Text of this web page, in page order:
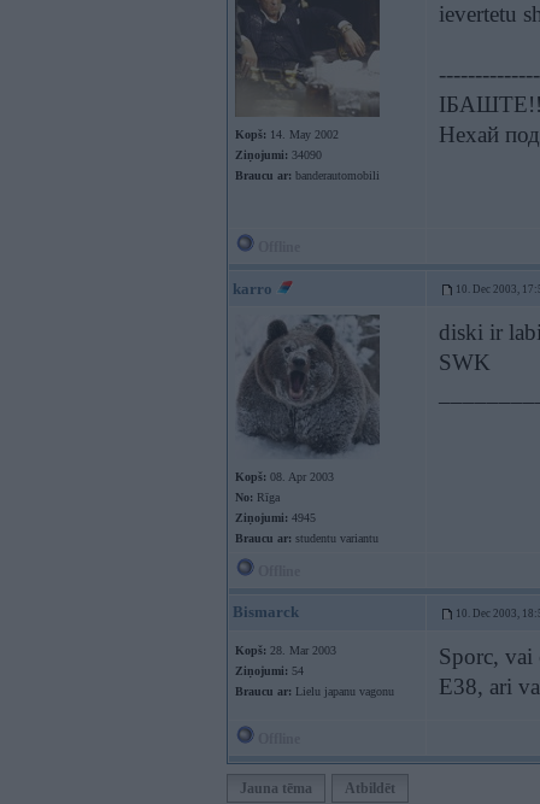
Kopš: 14. May 2002
Ziņojumi: 34090
Braucu ar: banderautomobili
ievertetu
Нехай
karro 10. Dec 2003,
Kopš: 08. Apr 2003
No: Rīga
Ziņojumi: 4945
Braucu ar: studentu variantu
diski ir
SWK
Bismarck 10. Dec 2003,
Kopš: 28. Mar 2003
Ziņojumi: 54
Braucu ar: Lielu japanu vagonu
Sporc, vai
E38, ari
Jauna tēma Atbildēt